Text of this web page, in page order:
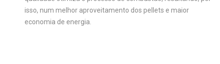
isso, num melhor aproveitamento dos pellets e maior
economia de energia.